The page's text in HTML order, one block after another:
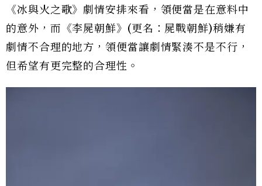
《冰與火之歌》劇情安排來看，領便當是在意料中
的意外，而《李屍朝鮮》(更名：屍戰朝鮮)稍嫌有
劇情不合理的地方，領便當讓劇情緊湊不是不行，
但希望有更完整的合理性。